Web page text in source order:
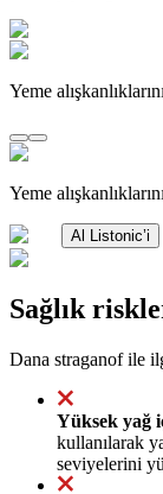
Yeme
Yeme
Al Listonic’i
Sağlık
Dana straganof ile
Yüksek yağ
kullanılarak
seviyelerini